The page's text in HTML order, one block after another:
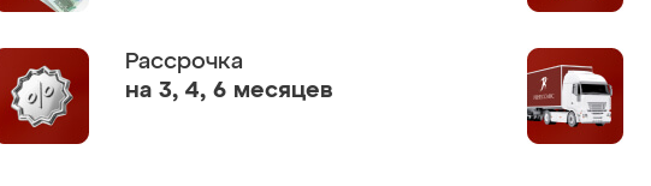
Рассрочка
на 3, 4, 6 месяцев